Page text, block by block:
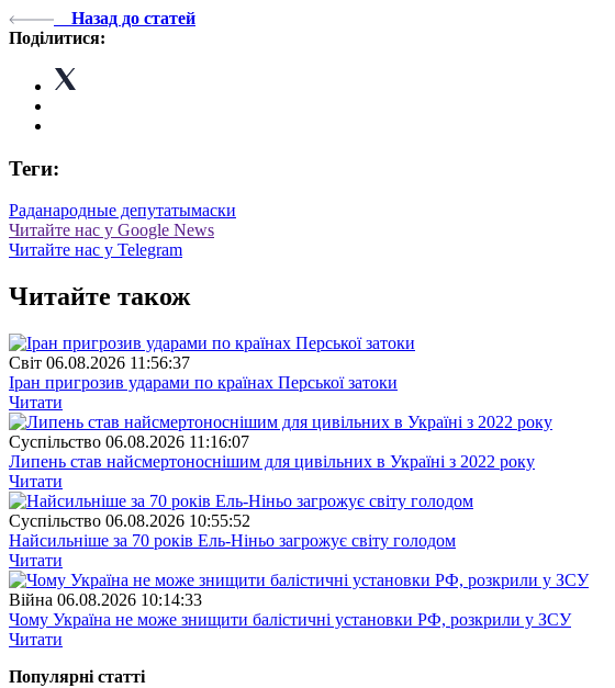
Назад до статей
Поділитися:
Теги:
Раданародные депутатымаски
Читайте нас у Google News
Читайте нас у Telegram
Читайте також
Свiт 06.08.2026 11:56:37
Іран пригрозив ударами по країнах Перської затоки
Читати
Суспiльство 06.08.2026 11:16:07
Липень став найсмертоноснішим для цивільних в Україні з 2022 року
Читати
Суспiльство 06.08.2026 10:55:52
Найсильніше за 70 років Ель-Ніньо загрожує світу голодом
Читати
Війна 06.08.2026 10:14:33
Чому Україна не може знищити балістичні установки РФ, розкрили у ЗСУ
Читати
Популярнi статтi